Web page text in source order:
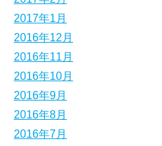
2017年1月
2016年12月
2016年11月
2016年10月
2016年9月
2016年8月
2016年7月